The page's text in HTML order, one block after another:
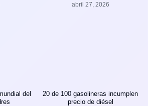
abril 27, 2026
del
20 de 100 gasolineras incumplen
precio de diésel